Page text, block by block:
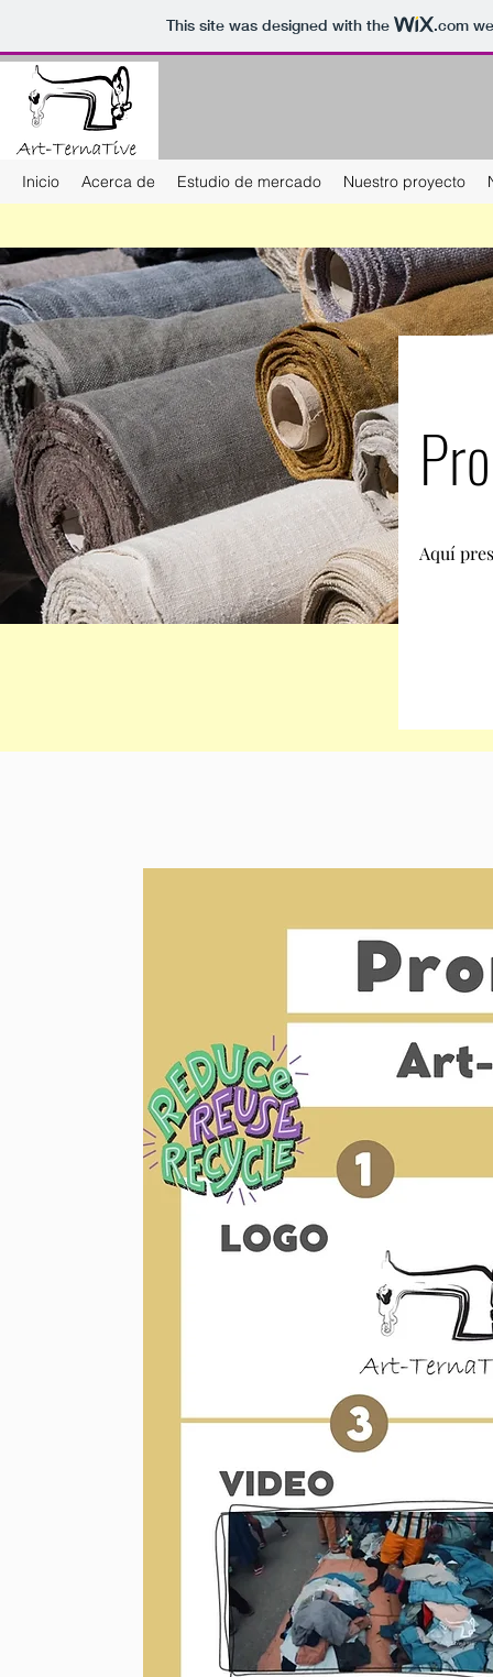
This site was designed with the .com
Inicio Acerca de Estudio de mercado Nuestro proyecto
Aquí